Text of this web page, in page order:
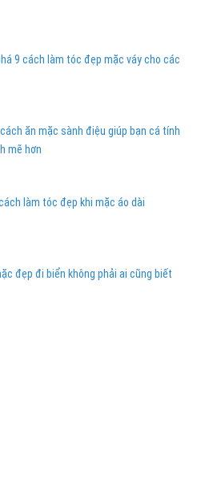
9 cách làm tóc đẹp mặc váy cho các
ăn mặc sành điệu giúp bạn cá tính
mẽ hơn
làm tóc đẹp khi mặc áo dài
đẹp đi biển không phải ai cũng biết